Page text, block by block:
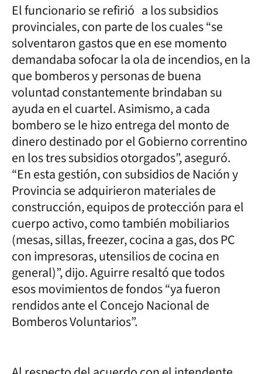
El funcionario se refirió a los subsidios
provinciales, con parte de los cuales “se
solventaron gastos que en ese momento
demandaba sofocar la ola de incendios, en la
que bomberos y personas de buena
voluntad constantemente brindaban su
ayuda en el cuartel. Asimismo, a cada
bombero se le hizo entrega del monto de
dinero destinado por el Gobierno correntino
en los tres subsidios otorgados”, aseguró.
“En esta gestión, con subsidios de Nación y
Provincia se adquirieron materiales de
construcción, equipos de protección para el
cuerpo activo, como también mobiliarios
(mesas, sillas, freezer, cocina a gas, dos PC
con impresoras, utensilios de cocina en
general)”, dijo. Aguirre resaltó que todos
esos movimientos de fondos “ya fueron
rendidos ante el Concejo Nacional de
Bomberos Voluntarios”.